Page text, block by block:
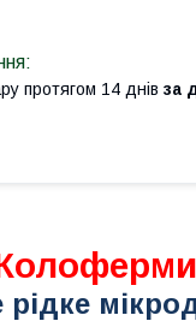
протягом 14 днів за
рідке